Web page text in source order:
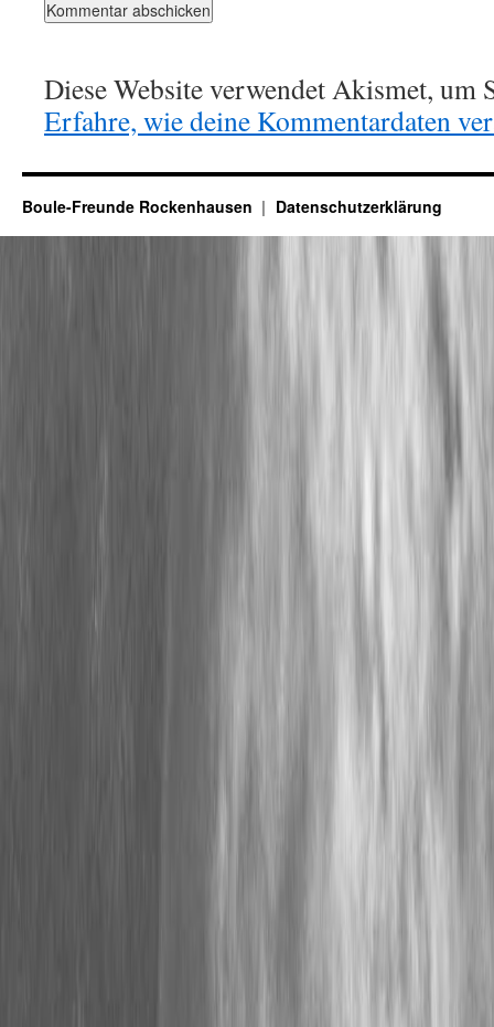
Diese Website verwendet Akismet, um
Erfahre, wie deine Kommentardaten
Boule-Freunde Rockenhausen Datenschutzerklärung